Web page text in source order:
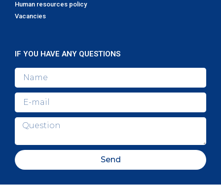
Human resources policy
Vacancies
IF YOU HAVE ANY QUESTIONS
Send